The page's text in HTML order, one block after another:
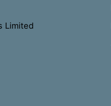
Limited